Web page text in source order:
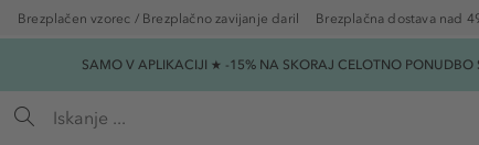
Brezplačen vzorec / Brezplačno zavijanje daril Brezplačna dostava nad
SAMO V APLIKACIJI ★ -15% NA SKORAJ CELOTNO